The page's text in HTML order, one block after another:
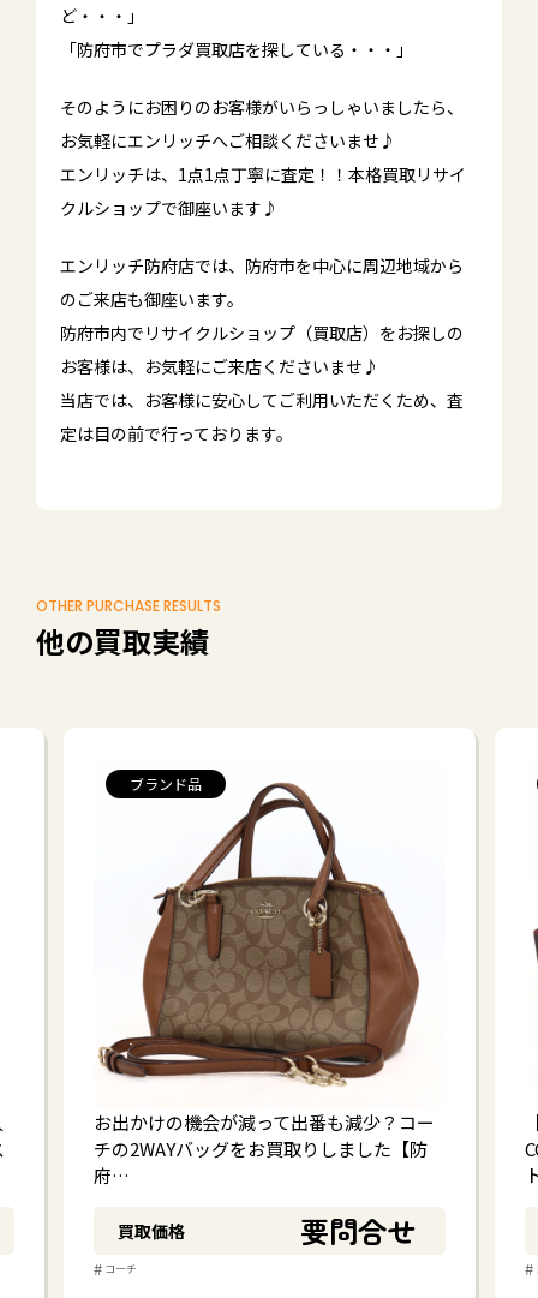
ど・・・」
「防府市でプラダ買取店を探している・・・」
そのようにお困りのお客様がいらっしゃいましたら、
お気軽にエンリッチへご相談くださいませ♪
エンリッチは、1点1点丁寧に査定！！本格買取リサイ
クルショップで御座います♪
エンリッチ防府店では、防府市を中心に周辺地域から
のご来店も御座います。
防府市内でリサイクルショップ（買取店）をお探しの
お客様は、お気軽にご来店くださいませ♪
当店では、お客様に安心してご利用いただくため、査
定は目の前で行っております。
OTHER PURCHASE RESULTS
他の買取実績
ブランド品
お出かけの機会が減って出番も減少？コー
チの2WAYバッグをお買取りしました【防
府…
買取価格 要問合せ
# コーチ #